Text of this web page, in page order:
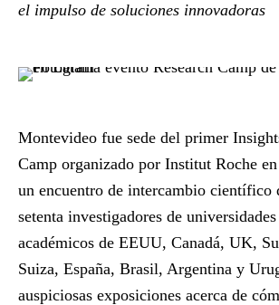
el impulso de soluciones innovadoras
Montevideo fue sede del primer
Camp organizado por Institut Roche
un encuentro de intercambio científico
setenta investigadores de
académicos de EEUU, Canadá, UK,
Suiza, España, Brasil, Argentina y
auspiciosas exposiciones acerca de